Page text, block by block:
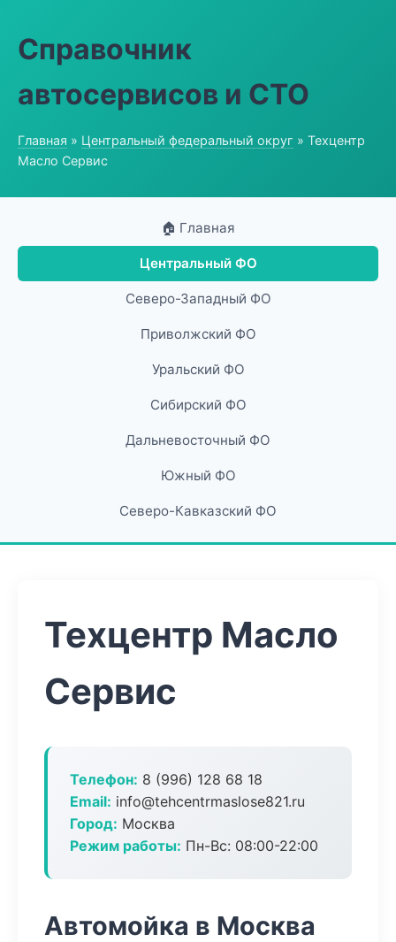
Справочник
автосервисов и СТО
Главная » Центральный федеральный округ » Техцентр
Масло Сервис
🏠 Главная
Центральный ФО
Северо-Западный ФО
Приволжский ФО
Уральский ФО
Сибирский ФО
Дальневосточный ФО
Южный ФО
Северо-Кавказский ФО
Техцентр Масло
Сервис
Телефон: 8 (996) 128 68 18
Email: info@tehcentrmaslose821.ru
Город: Москва
Режим работы: Пн-Вс: 08:00-22:00
Автомойка в Москва